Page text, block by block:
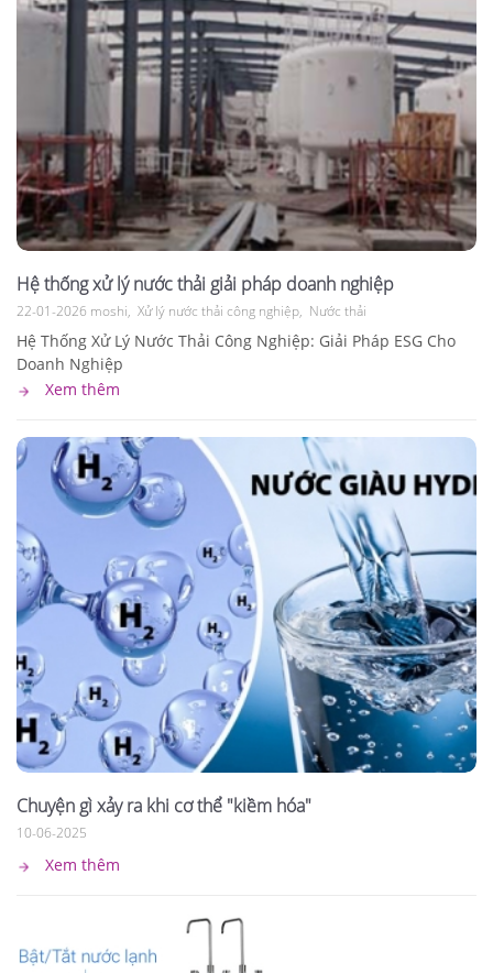
Hệ thống xử lý nước thải giải pháp doanh nghiệp
22-01-2026 moshi Xử lý nước thải công nghiệp Nước thải
Hệ Thống Xử Lý Nước Thải Công Nghiệp: Giải Pháp ESG Cho
Doanh Nghiệp
Xem thêm
Chuyện gì xảy ra khi cơ thể "kiềm hóa"
10-06-2025
Xem thêm